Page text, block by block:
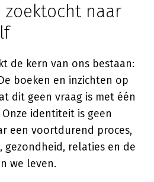
zoektocht naar
de kern van ons bestaan:
boeken en inzichten op
dit geen vraag is met één
identiteit is geen
een voortdurend proces,
relaties en de
we leven.